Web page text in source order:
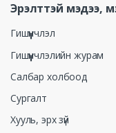
Эрэлттэй мэдээ,
Гишүүнчлэл
Гишүүнчлэлийн журам
Салбар холбоод
Сургалт
Хууль, эрх зүй